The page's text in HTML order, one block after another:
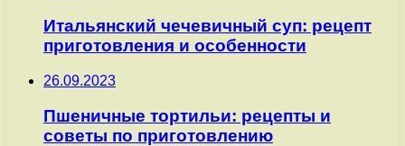
Итальянский чечевичный суп: рецепт
приготовления и особенности
26.09.2023
Пшеничные тортильи: рецепты и
советы по приготовлению